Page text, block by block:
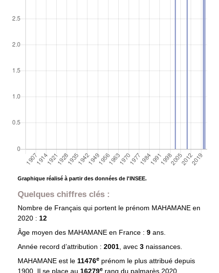
Graphique réalisé à partir des données de l'INSEE.
Quelques chiffres clés :
Nombre de Français qui portent le prénom MAHAMANE en
2020 : 12
Âge moyen des MAHAMANEen France : 9 ans.
Année record d’attribution : 2001, avec 3 naissances.
MAHAMANE est le 11476eprénom le plus attribué depuis
1900. Il se place au 16279e rang du palmarès 2020.